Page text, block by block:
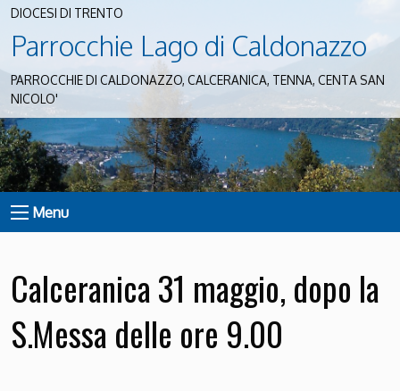
DIOCESI DI TRENTO
Parrocchie Lago di Caldonazzo
PARROCCHIE DI CALDONAZZO, CALCERANICA, TENNA, CENTA SAN
NICOLO'
Menu
Calceranica 31 maggio, dopo la
S.Messa delle ore 9.00